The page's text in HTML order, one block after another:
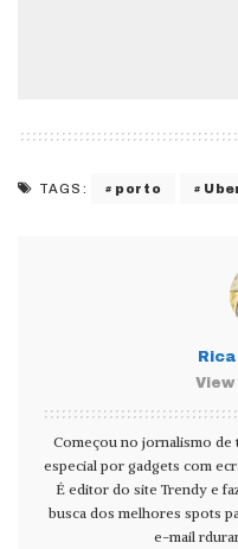
TAGS: porto
Começou no jornalismo de
especial por gadgets com
É editor do site Trendy e
busca dos melhores spots
e-mail